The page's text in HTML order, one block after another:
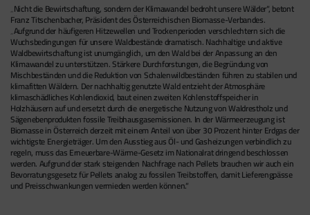
„Nicht die Bewirtschaftung, sondern der Klimawandel bedroht unsere Wälder“, betont
Franz Titschenbacher, Präsident des Österreichischen Biomasse-Verbandes.
„Aufgrund der häufigeren Hitzewellen und Trockenperioden verschlechtern sich die
Wuchsbedingungen für unsere Waldbestände dramatisch. Nachhaltige und aktive
Waldbewirtschaftung ist unumgänglich, um den Wald bei der Anpassung an den
Klimawandel zu unterstützen. Stärkere Durchforstungen, die Begründung von
Mischbeständen und die Reduktion von Schalenwildbeständen führen zu stabilen und
klimafitten Wäldern. Der nachhaltig genutzte Wald entzieht der Atmosphäre
klimaschädliches Kohlendioxid, baut einen zweiten Kohlenstoffspeicher in
Holzhäusern auf und ersetzt durch die energetische Nutzung von Waldrestholz und
Sägenebenprodukten fossile Treibhausgasemissionen. In der Wärmeerzeugung ist
Biomasse in Österreich derzeit mit einem Anteil von über 30 Prozent hinter Erdgas der
wichtigste Energieträger. Um den Ausstieg aus Öl- und Gasheizungen verbindlich zu
regeln, muss das Erneuerbare-Wärme-Gesetz im Nationalrat dringend beschlossen
werden. Aufgrund der stark steigenden Nachfrage nach Pellets brauchen wir auch ein
Bevorratungsgesetz für Pellets analog zu fossilen Treibstoffen, damit Lieferengpässe
und Preisschwankungen vermieden werden können.“